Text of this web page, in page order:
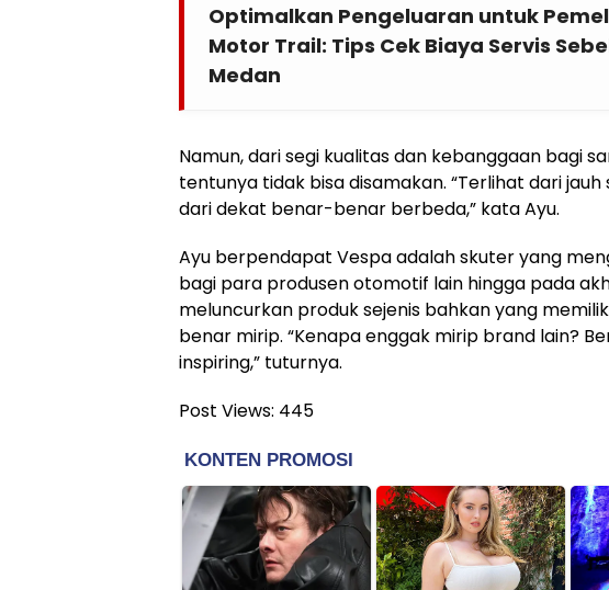
Optimalkan Pengeluaran untuk
Motor Trail: Tips Cek Biaya Servis
Medan
Namun, dari segi kualitas dan kebanggaan bagi
tentunya tidak bisa disamakan. “Terlihat dari jauh
dari dekat benar-benar berbeda,” kata Ayu.
Ayu berpendapat Vespa adalah skuter yang
bagi para produsen otomotif lain hingga pada
meluncurkan produk sejenis bahkan yang
benar mirip. “Kenapa enggak mirip brand lain?
inspiring,” tuturnya.
Post Views: 445